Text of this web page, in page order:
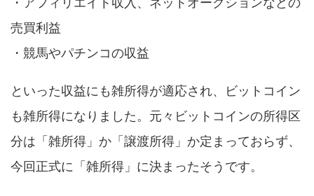
売買利益
・競馬やパチンコの収益
といった収益にも雑所得が適応され、ビットコイン
も雑所得になりました。元々ビットコインの所得区
分は「雑所得」か「譲渡所得」か定まっておらず、
今回正式に「雑所得」に決まったそうです。